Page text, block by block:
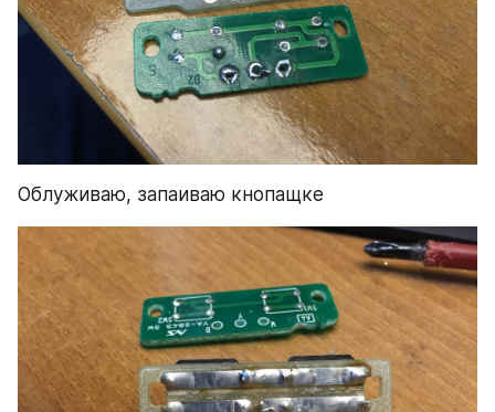
Облуживаю, запаиваю кнопащке